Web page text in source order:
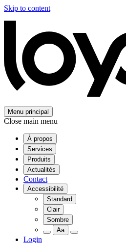
Skip to content
Menu principal
Close main menu
À propos
Services
Produits
Actualités
Contact
Accessibilité
Standard
Clair
Sombre
Aa
Login